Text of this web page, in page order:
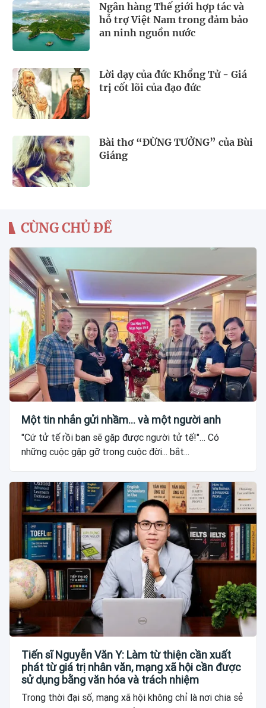
Ngân hàng Thế giới hợp tác và
hỗ trợ Việt Nam trong đảm bảo
an ninh nguồn nước
Lời dạy của đức Khổng Tử - Giá
trị cốt lõi của đạo đức
Bài thơ “ĐỪNG TƯỞNG” của Bùi
Giáng
CÙNG CHỦ ĐỀ
Một tin nhắn gửi nhầm... và một người anh
"Cứ tử tế rồi bạn sẽ gặp được người tử tế!"… Có
những cuộc gặp gỡ trong cuộc đời... bắt...
Tiến sĩ Nguyễn Văn Y: Làm từ thiện cần xuất
phát từ giá trị nhân văn, mạng xã hội cần được
sử dụng bằng văn hóa và trách nhiệm
Trong thời đại số, mạng xã hội không chỉ là nơi chia sẻ